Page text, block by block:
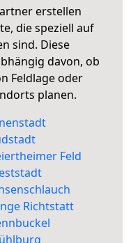
erstellen
die speziell auf
sind. Diese
davon, ob
Feldlage oder
planen.
Feld
Richtstatt